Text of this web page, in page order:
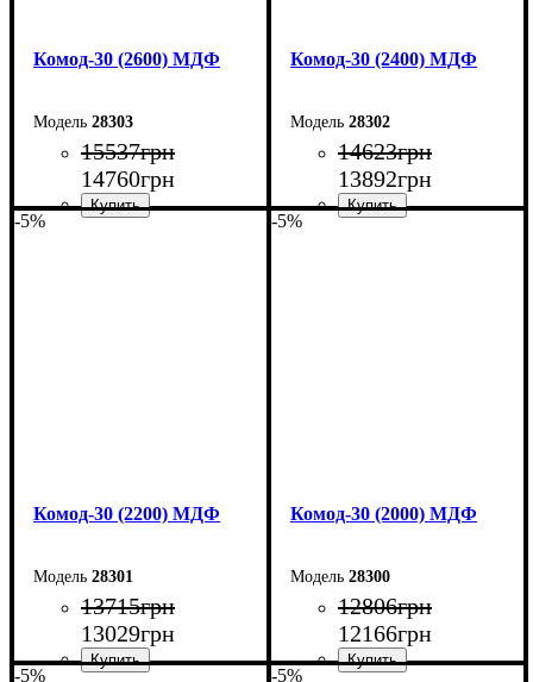
Комод-30 (2600) МДФ
28303
15537грн
14760грн
Комод-30 (2400) МДФ
28302
14623грн
13892грн
-5%
Комод-30 (2200) МДФ
28301
13715грн
13029грн
-5%
Комод-30 (2000) МДФ
28300
12806грн
12166грн
-5% -5%